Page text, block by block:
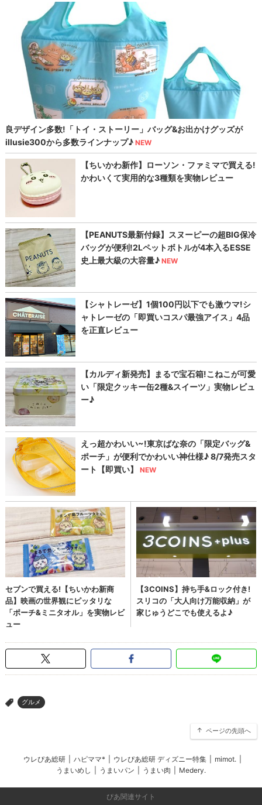
> グルメ
ページの先頭へ
ウレぴあ総研 ハピママ* ウレぴあ総研 ディズニー特集 mimot.
うまいめし
うまいパン うまい肉 Medery.
ぴあ関連サイト